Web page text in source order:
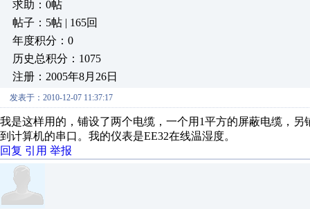
求助：0帖
帖子：5帖 | 165回
年度积分：0
历史总积分：1075
注册：2005年8月26日
发表于：2010-12-07 11:37:17
我是这样用的，铺设了两个电缆，一个用1平方的屏蔽电缆，另
到计算机的串口。我的仪表是EE32在线温湿度。
回复 引用 举报